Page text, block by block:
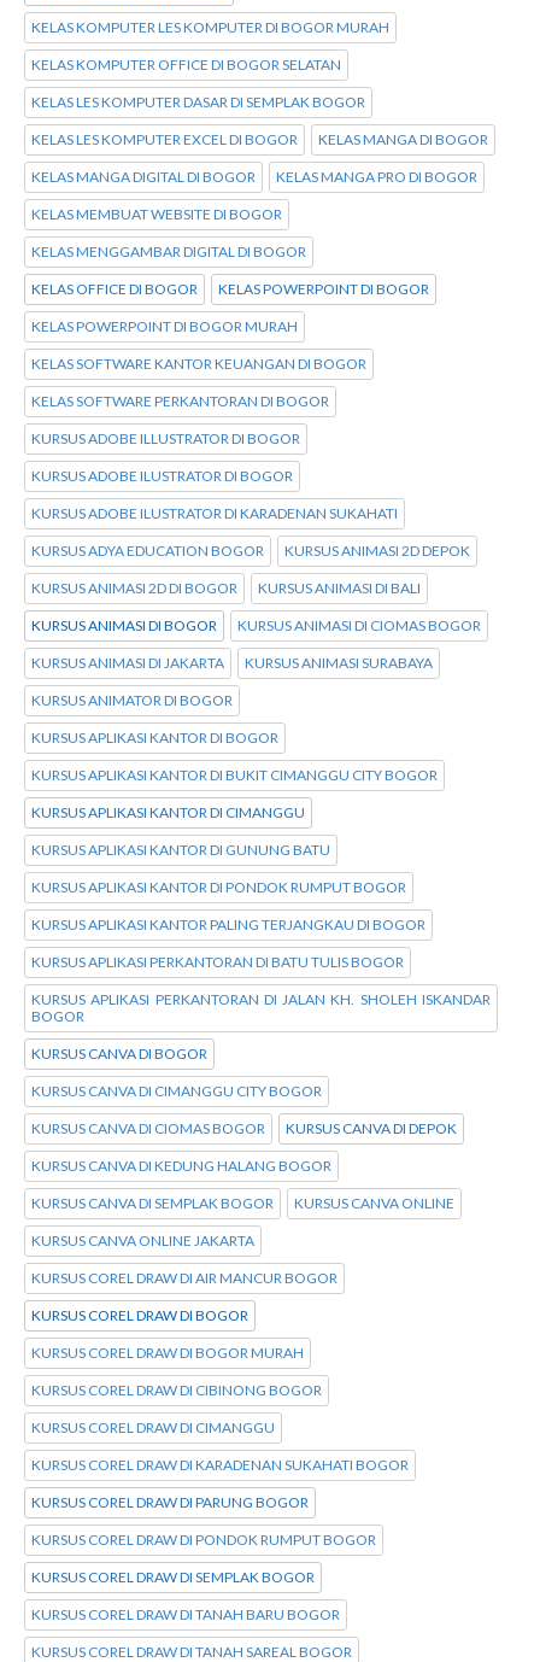
KELAS KOMPUTER LES KOMPUTER DI BOGOR MURAH
KELAS KOMPUTER OFFICE DI BOGOR SELATAN
KELAS LES KOMPUTER DASAR DI SEMPLAK BOGOR
KELAS LES KOMPUTER EXCEL DI BOGOR KELAS MANGA DI BOGOR
KELAS MANGA DIGITAL DI BOGOR KELAS MANGA PRO DI BOGOR
KELAS MEMBUAT WEBSITE DI BOGOR
KELAS MENGGAMBAR DIGITAL DI BOGOR
KELAS OFFICE DI BOGOR KELAS POWERPOINT DI BOGOR
KELAS POWERPOINT DI BOGOR MURAH
KELAS SOFTWARE KANTOR KEUANGAN DI BOGOR
KELAS SOFTWARE PERKANTORAN DI BOGOR
KURSUS ADOBE ILLUSTRATOR DI BOGOR
KURSUS ADOBE ILUSTRATOR DI BOGOR
KURSUS ADOBE ILUSTRATOR DI KARADENAN SUKAHATI
KURSUS ADYA EDUCATION BOGOR KURSUS ANIMASI 2D DEPOK
KURSUS ANIMASI 2D DI BOGOR KURSUS ANIMASI DI BALI
KURSUS ANIMASI DI BOGOR KURSUS ANIMASI DI CIOMAS BOGOR
KURSUS ANIMASI DI JAKARTA KURSUS ANIMASI SURABAYA
KURSUS ANIMATOR DI BOGOR
KURSUS APLIKASI KANTOR DI BOGOR
KURSUS APLIKASI KANTOR DI BUKIT CIMANGGU CITY BOGOR
KURSUS APLIKASI KANTOR DI CIMANGGU
KURSUS APLIKASI KANTOR DI GUNUNG BATU
KURSUS APLIKASI KANTOR DI PONDOK RUMPUT BOGOR
KURSUS APLIKASI KANTOR PALING TERJANGKAU DI BOGOR
KURSUS APLIKASI PERKANTORAN DI BATU TULIS BOGOR
KURSUS APLIKASI PERKANTORAN DI JALAN KH. SHOLEH ISKANDAR
BOGOR
KURSUS CANVA DI BOGOR
KURSUS CANVA DI CIMANGGU CITY BOGOR
KURSUS CANVA DI CIOMAS BOGOR KURSUS CANVA DI DEPOK
KURSUS CANVA DI KEDUNG HALANG BOGOR
KURSUS CANVA DI SEMPLAK BOGOR KURSUS CANVA ONLINE
KURSUS CANVA ONLINE JAKARTA
KURSUS COREL DRAW DI AIR MANCUR BOGOR
KURSUS COREL DRAW DI BOGOR
KURSUS COREL DRAW DI BOGOR MURAH
KURSUS COREL DRAW DI CIBINONG BOGOR
KURSUS COREL DRAW DI CIMANGGU
KURSUS COREL DRAW DI KARADENAN SUKAHATI BOGOR
KURSUS COREL DRAW DI PARUNG BOGOR
KURSUS COREL DRAW DI PONDOK RUMPUT BOGOR
KURSUS COREL DRAW DI SEMPLAK BOGOR
KURSUS COREL DRAW DI TANAH BARU BOGOR
KURSUS COREL DRAW DI TANAH SAREAL BOGOR